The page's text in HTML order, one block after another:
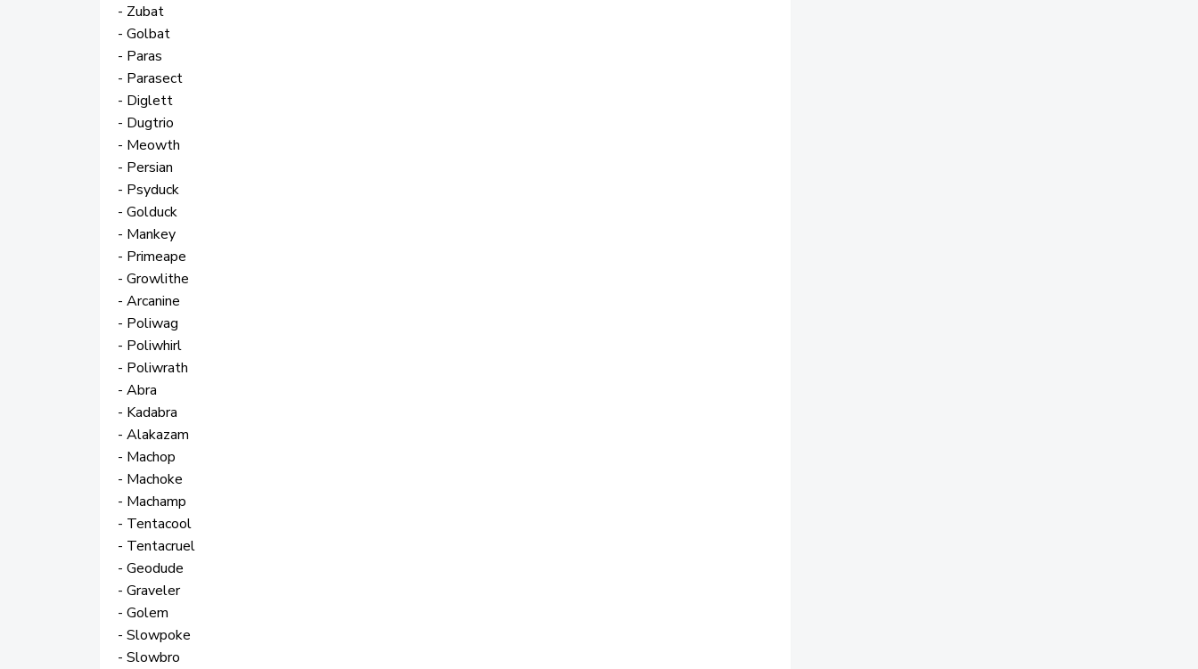
- Zubat
- Golbat
- Paras
- Parasect
- Diglett
- Dugtrio
- Meowth
- Persian
- Psyduck
- Golduck
- Mankey
- Primeape
- Growlithe
- Arcanine
- Poliwag
- Poliwhirl
- Poliwrath
- Abra
- Kadabra
- Alakazam
- Machop
- Machoke
- Machamp
- Tentacool
- Tentacruel
- Geodude
- Graveler
- Golem
- Slowpoke
- Slowbro